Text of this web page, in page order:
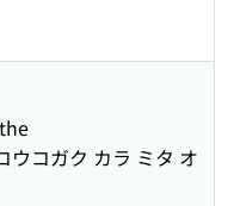
コガク カラ ミタ オ